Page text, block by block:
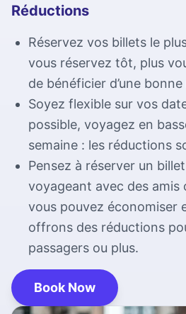
Services pour
Aéroport de Dublin
Services pour
Réductions
Réservez vos billets le
vous réservez tôt, plus
de bénéficier d’une
Soyez flexible sur vos
possible, voyagez en
semaine : les réductions
Pensez à réserver un
voyageant avec des amis
vous pouvez économiser
offrons des réductions
passagers ou plus.
Book Now